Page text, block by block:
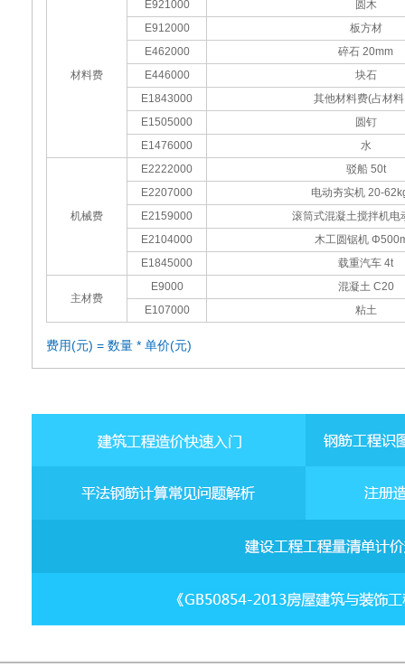
材料费
E921000
圆木
E912000
板方材
E462000
碎石 20mm
E446000
块石
E1843000
其他材料费(占材
E1505000
圆钉
E1476000
水
机械费
E2222000
驳船 50t
E2207000
电动夯实机 20-
E2159000
滚筒式混凝土搅拌机电
E2104000
木工圆锯机
E1845000
载重汽车 4t
主材费
E9000
混凝土 C20
E107000
粘土
费用(元) = 数量 * 单价(元)